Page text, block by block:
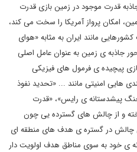
قدرت موجود در زمین بازی قدرت
امکان پرواز آمریکا را سخت می کند،
مانند ایران به مثابه «هوای
جاذبه ی زمین به عنوان عامل اصلی
بازی پیچیده ی فرمول های فیزیکی
هایی امنیتی مانند ... «تحدید نفوذ
پیشدستانه ی رایس»، «قدرت
و از چالش های گسترده یی چون
چالش در گستره ی هدف های منطقه ای
ی خود به سوی مناطق هدف اولویت دار